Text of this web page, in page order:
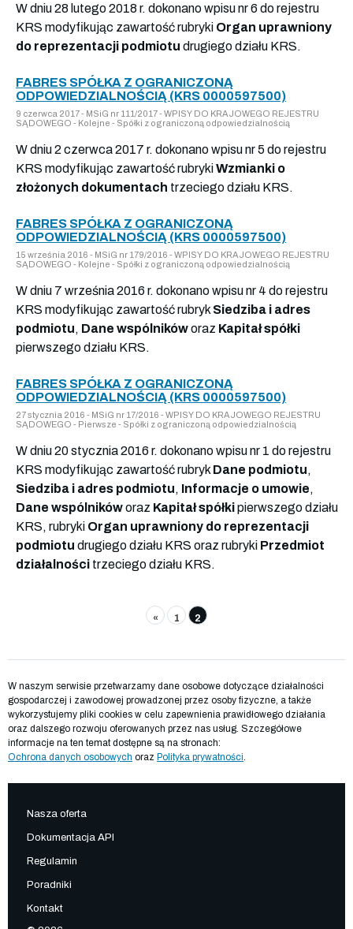
W dniu 28 lutego 2018 r. dokonano wpisu nr 6 do rejestru
KRS modyfikując zawartość rubryki Organ uprawniony
do reprezentacji podmiotu drugiego działu KRS.
FABRES SPÓŁKA Z OGRANICZONĄ
ODPOWIEDZIALNOŚCIĄ (KRS 0000597500)
9 czerwca 2017 - MSiG nr 111/2017 - WPISY DO KRAJOWEGO REJESTRU
SĄDOWEGO - Kolejne - Spółki z ograniczoną odpowiedzialnością
W dniu 2 czerwca 2017 r. dokonano wpisu nr 5 do rejestru
KRS modyfikując zawartość rubrykiWzmianki o
złożonych dokumentach trzeciego działu KRS.
FABRES SPÓŁKA Z OGRANICZONĄ
ODPOWIEDZIALNOŚCIĄ (KRS 0000597500)
15 września 2016 - MSiG nr 179/2016 - WPISY DO KRAJOWEGO REJESTRU
SĄDOWEGO - Kolejne - Spółki z ograniczoną odpowiedzialnością
W dniu 7 września 2016 r. dokonano wpisu nr 4 do rejestru
KRS modyfikując zawartość rubryk Siedziba i adres
podmiotu, Dane wspólnikóworaz Kapitał spółki
pierwszego działu KRS.
FABRES SPÓŁKA Z OGRANICZONĄ
ODPOWIEDZIALNOŚCIĄ (KRS 0000597500)
27 stycznia 2016 - MSiG nr 17/2016 - WPISY DO KRAJOWEGO REJESTRU
SĄDOWEGO - Pierwsze - Spółki z ograniczoną odpowiedzialnością
W dniu 20 stycznia 2016 r. dokonano wpisu nr 1 do rejestru
KRS modyfikując zawartość rubryk Dane podmiotu,
Siedziba i adres podmiotu, Informacje o umowie,
Dane wspólnikóworaz Kapitał spółkipierwszego działu
KRS, rubryki Organ uprawniony do reprezentacji
podmiotu drugiego działu KRS oraz rubryki Przedmiot
działalności trzeciego działu KRS.
« 1 2
W naszym serwisie przetwarzamy dane osobowe dotyczące działalności
gospodarczej i zawodowej prowadzonej przez osoby fizyczne, a także
wykorzystujemy pliki cookies w celu zapewnienia prawidłowego działania
oraz dalszego rozwoju oferowanych przez nas usług. Szczegółowe
informacje na ten temat dostępne są na stronach:
Ochrona danych osobowych oraz Polityka prywatności
Nasza oferta
Dokumentacja API
Regulamin
Poradniki
Kontakt